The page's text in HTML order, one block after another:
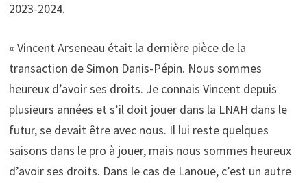
2023-2024.
« Vincent Arseneau était la dernière pièce de la
transaction de Simon Danis-Pépin. Nous sommes
heureux d’avoir ses droits. Je connais Vincent depuis
plusieurs années et s’il doit jouer dans la LNAH dans le
futur, se devait être avec nous. Il lui reste quelques
saisons dans le pro à jouer, mais nous sommes heureux
d’avoir ses droits. Dans le cas de Lanoue, c’est un autre